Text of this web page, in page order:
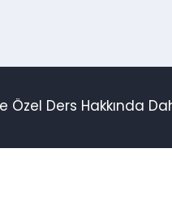
Özel Ders Hakkında